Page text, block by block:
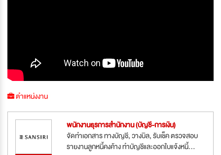
ตำแหน่งงาน
พนักงานธุรการสำนักงาน (บัญชี-การเงิน)
จัดทำเอกสาร ทางบัญชี, วางบิล, รับเช็ค ตรวจสอบ
รายงานลูกหนี้คงค้าง ทำบัญชีและออกใบแจ้งหนี้...